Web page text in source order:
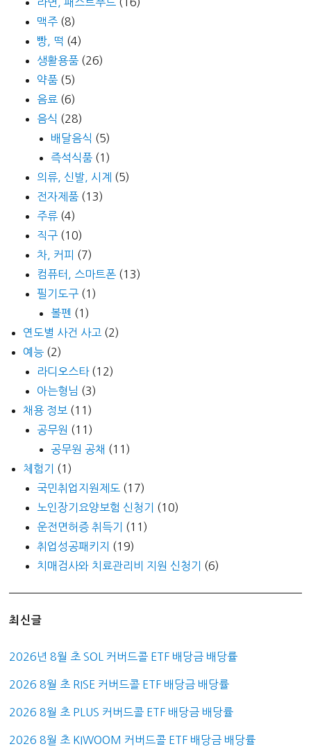
맥주 (8)
빵, 떡 (4)
생활용품 (26)
약품 (5)
음료 (6)
음식 (28)
배달음식 (5)
즉석식품 (1)
의류, 신발, 시계 (5)
전자제품 (13)
주류 (4)
직구 (10)
차, 커피 (7)
컴퓨터, 스마트폰 (13)
필기도구 (1)
볼펜 (1)
연도별 사건 사고 (2)
예능 (2)
라디오스타(12)
아는형님 (3)
채용 정보 (11)
공무원 (11)
공무원 공채 (11)
체험기
(1)
국민취업지원제도 (17)
노인장기요양보험 신청기
(10)
운전면허증 취득기
(11)
취업성공패키지
(19)
치매검사와 치료관리비 지원 신청기
(6)
최신글
2026년 8월 초 SOL 커버드콜 ETF 배당금 배당률
2026 8월 초 RISE 커버드콜 ETF 배당금 배당률
2026 8월 초 PLUS 커버드콜 ETF 배당금 배당률
2026 8월 초 KIWOOM 커버드콜 ETF 배당금 배당률